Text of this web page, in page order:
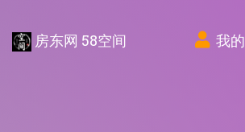
房东网 58空间 我的